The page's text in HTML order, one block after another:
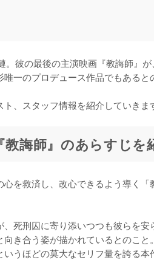
彼の最後の主演映画『教誨師』
一のプロデュース作品でもあると
、スタッフ情報を紹介していきま
誨師』のあらすじを
を救済し、改心できるよう導く
死刑囚に寄り添いつつも彼らを
き合う姿が描かれているとのこ
うほどの莫大なセリフ量を誇る